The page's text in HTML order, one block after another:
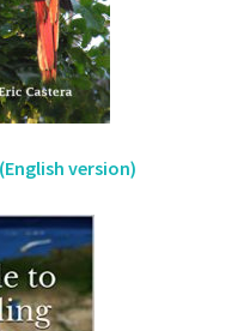
version)